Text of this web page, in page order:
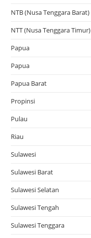
NTB (Nusa Tenggara Barat)
NTT (Nusa Tenggara Timur)
Papua
Papua
Papua Barat
Propinsi
Pulau
Riau
Sulawesi
Sulawesi Barat
Sulawesi Selatan
Sulawesi Tengah
Sulawesi Tenggara